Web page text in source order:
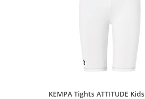
KEMPA Tights ATTITUDE Kids